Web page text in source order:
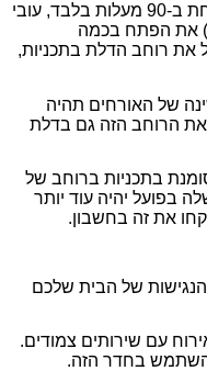
בנוסף, שימו לב, שאם כנף הדלת נפתחת ב-90 מעלות בלבד, עובי
את הפתח בכמה
את רוחב הדלת בתכניות,
של האורחים תהיה
את הרוחב הזה גם בדלת
בתכניות ברוחב של
בפועל יהיה עוד יותר
של הבית שלכם
עם שירותים צמודים.
בחדר הזה.